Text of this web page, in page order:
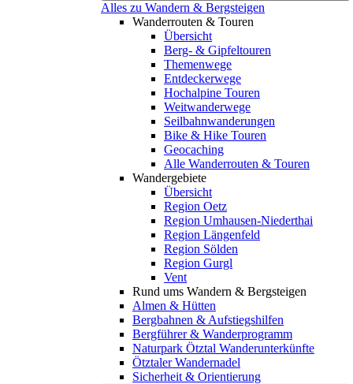
Alles zu Wandern & Bergsteigen
Wanderrouten & Touren
Übersicht
Berg- & Gipfeltouren
Themenwege
Entdeckerwege
Hochalpine Touren
Weitwanderwege
Seilbahnwanderungen
Bike & Hike Touren
Geocaching
Alle Wanderrouten & Touren
Wandergebiete
Übersicht
Region Oetz
Region Umhausen-Niederthai
Region Längenfeld
Region Sölden
Region Gurgl
Vent
Rund ums Wandern & Bergsteigen
Almen & Hütten
Bergbahnen & Aufstiegshilfen
Bergführer & Wanderprogramm
Naturpark Ötztal Wanderunterkünfte
Ötztaler Wandernadel
Sicherheit & Orientierung